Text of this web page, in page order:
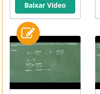
Baixar Vídeo